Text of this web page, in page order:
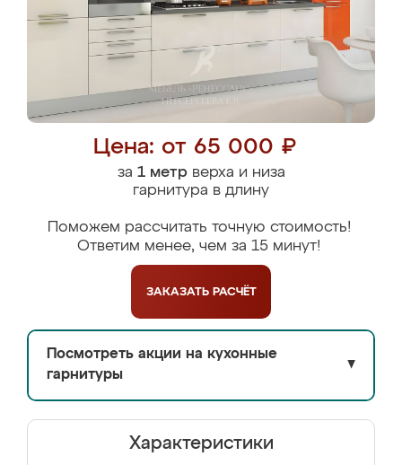
Цена: от 65 000 ₽
за 1 метрверха и низа
гарнитура в длину
Поможем рассчитать точную стоимость!
Ответим менее, чем за 15 минут!
ЗАКАЗАТЬ РАСЧЁТ
Посмотреть акции на кухонные
гарнитуры
▼
Характеристики